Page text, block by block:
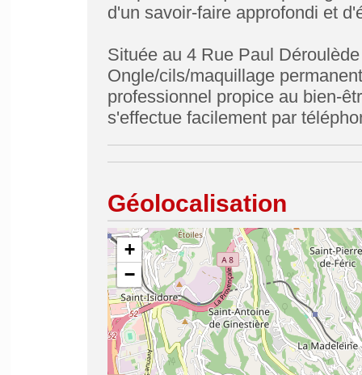
d'un savoir-faire approfondi et
Située au 4 Rue Paul
Ongle/cils/maquillage
professionnel propice au bien-
s'effectue facilement par
Géolocalisation
+
−